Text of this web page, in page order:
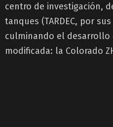
centro de investigación,
tanques (TARDEC, por
culminando el desarrollo
modificada: la Colorado